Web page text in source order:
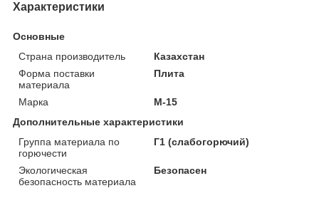
Характеристики
Основные
Страна производитель
Казахстан
Форма поставки
материала
Плита
Марка
М-15
Дополнительные характеристики
Группа материала по
горючести
Г1 (слабогорючий)
Экологическая
безопасность материала
Безопасен